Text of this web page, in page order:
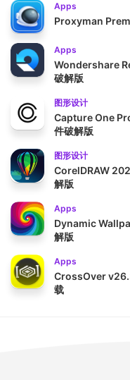
Apps
Proxyman
Apps
Wondershare
破解版
图形设计
Capture One
件破解版
图形设计
CorelDRAW
解版
Apps
Dynamic
解版
Apps
CrossOver
载